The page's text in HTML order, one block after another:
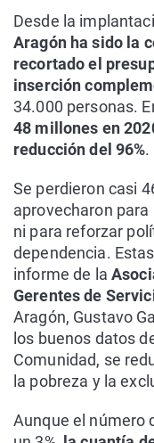
Desde la
Aragón ha sido la
recortado el
inserción
34.000 personas.
48 millones en
reducción del 96%.
Se perdieron casi
aprovecharon
ni para reforzar
dependencia.
informe de la
Gerentes de
Aragón, Gustavo
los buenos datos
Comunidad, se
la pobreza y la
Aunque el número